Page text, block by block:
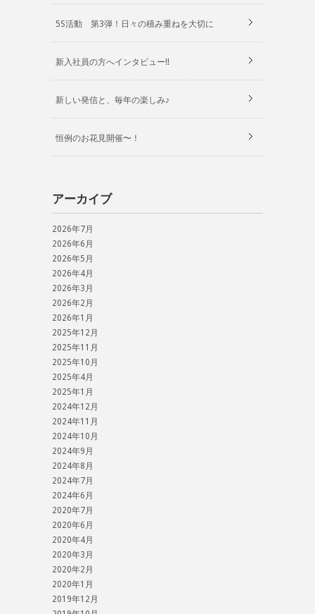
5S活動 第3弾！日々の積み重ねを大切に
新入社員の方へインタビュー!!
新しい発信と、毎年の楽しみ♪
恒例のお花見開催〜！
アーカイブ
2026年7月
2026年6月
2026年5月
2026年4月
2026年3月
2026年2月
2026年1月
2025年12月
2025年11月
2025年10月
2025年4月
2025年1月
2024年12月
2024年11月
2024年10月
2024年9月
2024年8月
2024年7月
2024年6月
2020年7月
2020年6月
2020年4月
2020年3月
2020年2月
2020年1月
2019年12月